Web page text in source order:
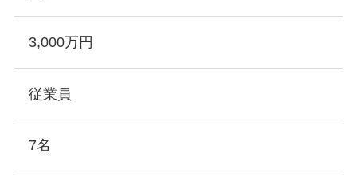
3,000万円
従業員
7名